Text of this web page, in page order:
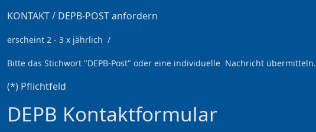
KONTAKT / DEPB-POST anfordern
erscheint 2 - 3 x jährlich /
Bitte das Stichwort "DEPB-Post" oder eine individuelle Nachricht übermitteln.
(*) Pflichtfeld
DEPB Kontaktformular